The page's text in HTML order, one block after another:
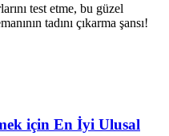
test etme, bu güzel
tadını çıkarma şansı!
için En İyi Ulusal